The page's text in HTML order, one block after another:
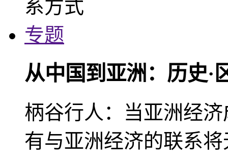
专题
从中国到亚洲：历史·
柄谷行人：当亚洲经
有与亚洲经济的联系